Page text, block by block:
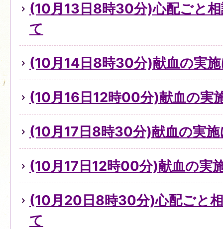
(10月13日8時30分)心配ごと
て
(10月14日8時30分)献血の実
(10月16日12時00分)献血の実
(10月17日8時30分)献血の実
(10月17日12時00分)献血の実
(10月20日8時30分)心配ごと
て